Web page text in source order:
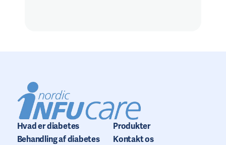
Hvad er diabetes
Behandling af diabetes
Produkter
Kontakt os